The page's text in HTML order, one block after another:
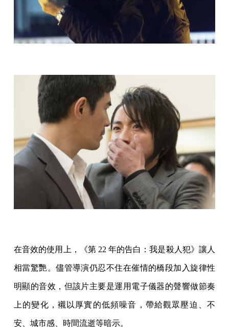
在音效的使用上，《第 22 年的告白：我是殺人犯》讓人
相當驚艷。儘管導演仍忍不住在催情的橋段加入旋律性
明顯的音效，但該片主要是運用電子儀器的聲響做節奏
上的變化，襯以厚實的低頻噪音，帶給觀眾壓迫、不
安、城市感、時間流逝等暗示。